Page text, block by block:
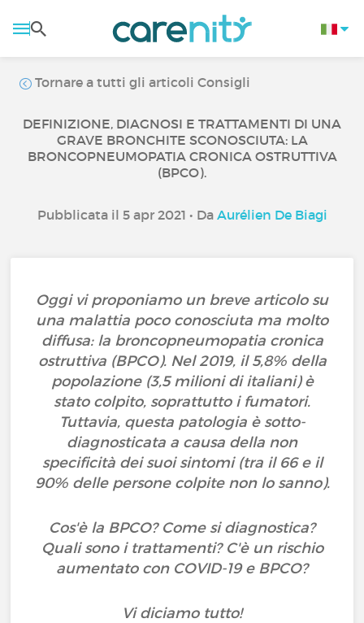
Tornare a tutti gli articoli Consigli
DEFINIZIONE, DIAGNOSI E TRATTAMENTI DI UNA
GRAVE BRONCHITE SCONOSCIUTA: LA
BRONCOPNEUMOPATIA CRONICA OSTRUTTIVA
(BPCO).
Pubblicata il 5 apr 2021 • Da Aurélien De Biagi
Oggi vi proponiamo un breve articolo su
una malattia poco conosciuta ma molto
diffusa: la broncopneumopatia cronica
ostruttiva (BPCO). Nel 2019, il 5,8% della
popolazione (3,5 milioni di italiani) è
stato colpito, soprattutto i fumatori.
Tuttavia, questa patologia è sotto-
diagnosticata a causa della non
specificità dei suoi sintomi (tra il 66 e il
90% delle persone colpite non lo sanno).
Cos'è la BPCO? Come si diagnostica?
Quali sono i trattamenti? C'è un rischio
aumentato con COVID-19 e BPCO?
Vi diciamo tutto!